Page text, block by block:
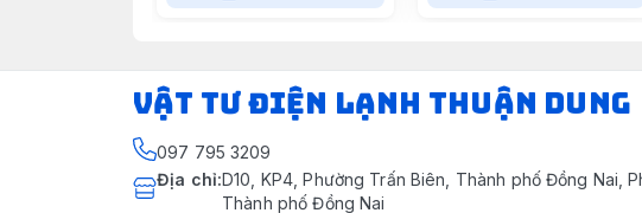
VẬT TƯ ĐIỆN LẠNH THUẬN DUNG
097 795 3209
Địa chỉ:D10, KP4, Phường Trấn Biên, Thành phố Đồng Nai,
Thành phố Đồng Nai